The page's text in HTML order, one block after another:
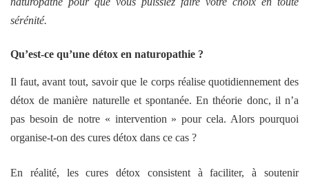
sérénité.
Qu’est-ce qu’une détox en naturopathie ?
Il faut, avant tout, savoir que le corps réalise quotidiennement des
détox de manière naturelle et spontanée. En théorie donc, il n’a
pas besoin de notre « intervention » pour cela. Alors pourquoi
organise-t-on des cures détox dans ce cas ?
En réalité, les cures détox consistent à faciliter, à soutenir